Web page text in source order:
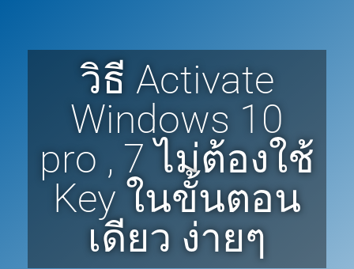
วิธี Activate
Windows 10
pro , 7 ไม่ต้องใช้
Key ในขั้นตอน
เดียว ง่ายๆ